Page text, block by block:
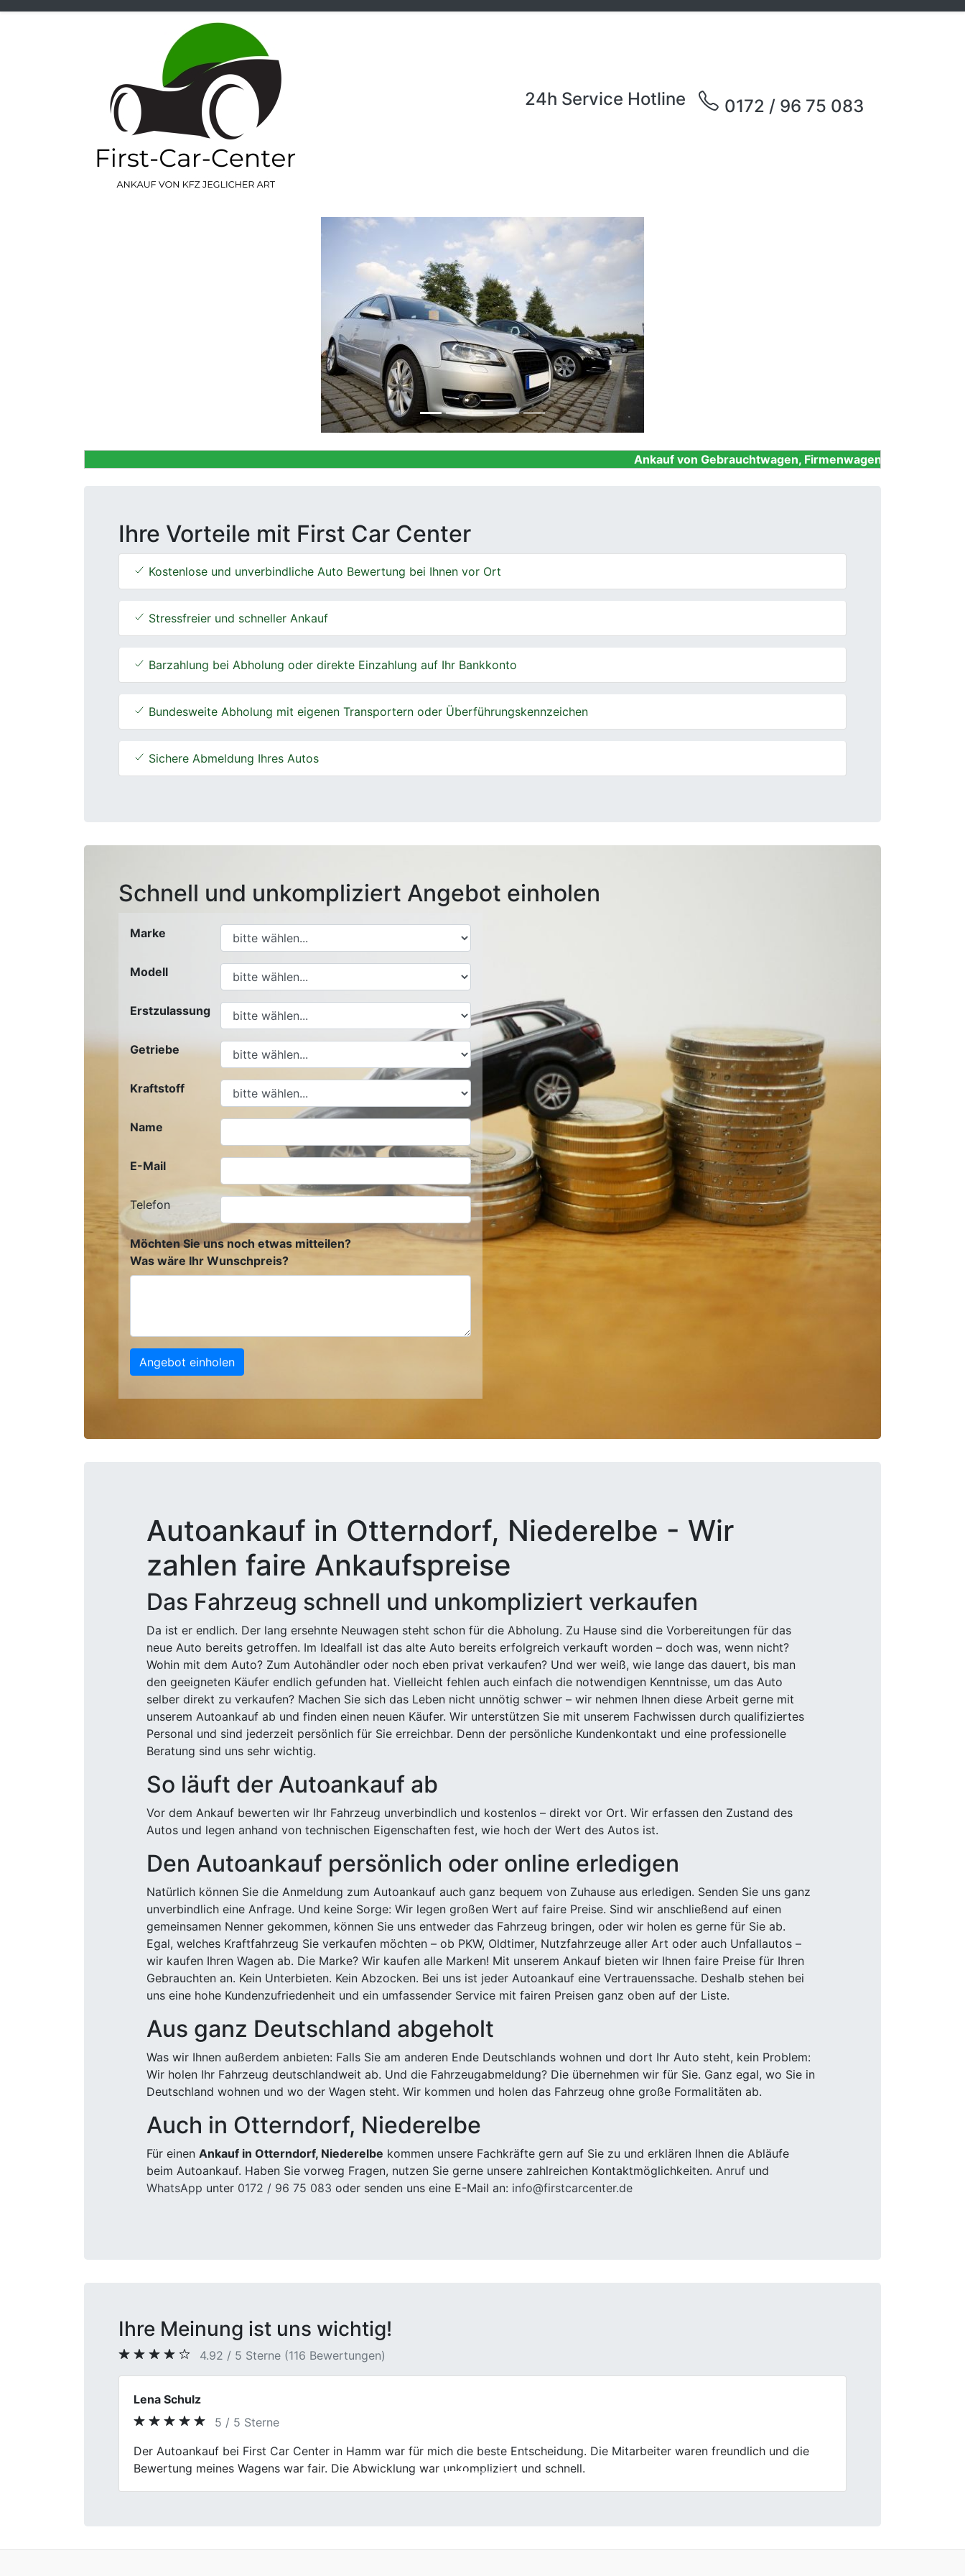
24h Service Hotline 0172 / 96 75 083
Ankauf von Gebrauchtwagen, Firmenwagen, Unfallwagen,
Ihre Vorteile mit First Car Center
Kostenlose und unverbindliche Auto Bewertung bei Ihnen vor Ort
Stressfreier und schneller Ankauf
Barzahlung bei Abholung oder direkte Einzahlung auf Ihr Bankkonto
Bundesweite Abholung mit eigenen Transportern oder Überführungskennzeichen
Sichere Abmeldung Ihres Autos
Schnell und unkompliziert Angebot einholen
Marke
Modell
Erstzulassung
Getriebe
Kraftstoff
Name
E-Mail
Telefon
Möchten Sie uns noch etwas mitteilen?
Was wäre Ihr Wunschpreis?
Angebot einholen
Autoankauf in Otterndorf, Niederelbe - Wir
zahlen faire Ankaufspreise
Das Fahrzeug schnell und unkompliziert verkaufen
Da ist er endlich. Der lang ersehnte Neuwagen steht schon für die Abholung. Zu Hause sind die Vorbereitungen für das
neue Auto bereits getroffen. Im Idealfall ist das alte Auto bereits erfolgreich verkauft worden – doch was, wenn nicht?
Wohin mit dem Auto? Zum Autohändler oder noch eben privat verkaufen? Und wer weiß, wie lange das dauert, bis man
den geeigneten Käufer endlich gefunden hat. Vielleicht fehlen auch einfach die notwendigen Kenntnisse, um das Auto
selber direkt zu verkaufen? Machen Sie sich das Leben nicht unnötig schwer – wir nehmen Ihnen diese Arbeit gerne mit
unserem Autoankauf ab und finden einen neuen Käufer. Wir unterstützen Sie mit unserem Fachwissen durch qualifiziertes
Personal und sind jederzeit persönlich für Sie erreichbar. Denn der persönliche Kundenkontakt und eine professionelle
Beratung sind uns sehr wichtig.
So läuft der Autoankauf ab
Vor dem Ankauf bewerten wir Ihr Fahrzeug unverbindlich und kostenlos – direkt vor Ort. Wir erfassen den Zustand des
Autos und legen anhand von technischen Eigenschaften fest, wie hoch der Wert des Autos ist.
Den Autoankauf persönlich oder online erledigen
Natürlich können Sie die Anmeldung zum Autoankauf auch ganz bequem von Zuhause aus erledigen. Senden Sie uns ganz
unverbindlich eine Anfrage. Und keine Sorge: Wir legen großen Wert auf faire Preise. Sind wir anschließend auf einen
gemeinsamen Nenner gekommen, können Sie uns entweder das Fahrzeug bringen, oder wir holen es gerne für Sie ab.
Egal, welches Kraftfahrzeug Sie verkaufen möchten – ob PKW, Oldtimer, Nutzfahrzeuge aller Art oder auch Unfallautos –
wir kaufen Ihren Wagen ab. Die Marke? Wir kaufen alle Marken! Mit unserem Ankauf bieten wir Ihnen faire Preise für Ihren
Gebrauchten an. Kein Unterbieten. Kein Abzocken. Bei uns ist jeder Autoankauf eine Vertrauenssache. Deshalb stehen bei
uns eine hohe Kundenzufriedenheit und ein umfassender Service mit fairen Preisen ganz oben auf der Liste.
Aus ganz Deutschland abgeholt
Was wir Ihnen außerdem anbieten: Falls Sie am anderen Ende Deutschlands wohnen und dort Ihr Auto steht, kein Problem:
Wir holen Ihr Fahrzeug deutschlandweit ab. Und die Fahrzeugabmeldung? Die übernehmen wir für Sie. Ganz egal, wo Sie in
Deutschland wohnen und wo der Wagen steht. Wir kommen und holen das Fahrzeug ohne große Formalitäten ab.
Auch in Otterndorf, Niederelbe
Für einen Ankauf in Otterndorf, Niederelbe kommen unsere Fachkräfte gern auf Sie zu und erklären Ihnen die Abläufe
beim Autoankauf. Haben Sie vorweg Fragen, nutzen Sie gerne unsere zahlreichen Kontaktmöglichkeiten. Anruf und
WhatsApp unter 0172 / 96 75 083 oder senden uns eine E-Mail an: info@firstcarcenter.de
Ihre Meinung ist uns wichtig!
4.92 / 5 Sterne (116 Bewertungen)
Andy S.
5 / 5 Sterne
Danke, First! Ich habe meinen alten Geländewagen verkauft und bin rundum zufrieden. Die Jungs waren mega kompetent und
haben sich Zeit genommen, alle Fragen zu klären. Seriöser Autoankauf, hier ist man in guten Händen!